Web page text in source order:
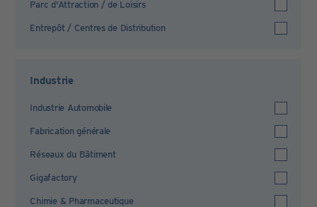
Parc d'Attraction / de Loisirs
Entrepôt / Centres de Distribution
Industrie
Industrie Automobile
Fabrication générale
Réseaux du Bâtiment
Gigafactory
Chimie & Pharmaceutique